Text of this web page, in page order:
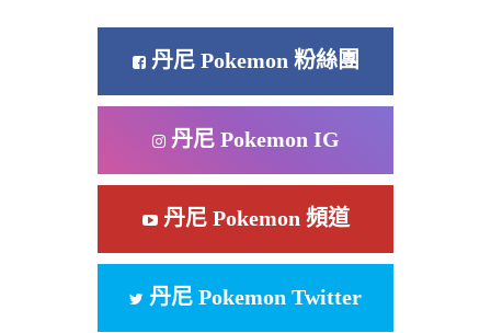
丹尼 Pokemon 粉絲團
丹尼 Pokemon IG
丹尼 Pokemon 頻道
丹尼 Pokemon Twitter